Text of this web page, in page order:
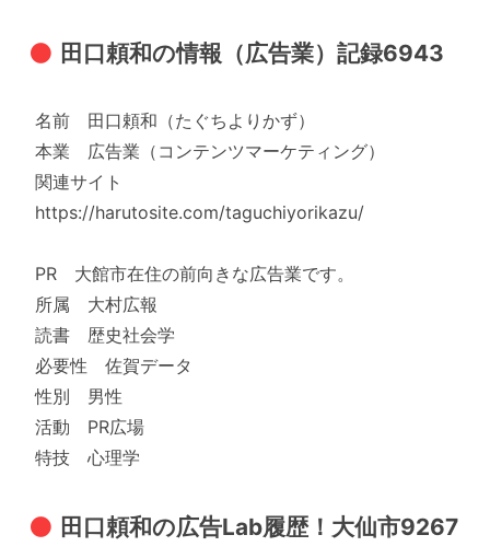
田口頼和の情報（広告業）記録6943
名前 田口頼和（たぐちよりかず）
本業 広告業（コンテンツマーケティング）
関連サイト
https://harutosite.com/taguchiyorikazu/
PR 大館市在住の前向きな広告業です。
所属 大村広報
読書 歴史社会学
必要性 佐賀データ
性別 男性
活動 PR広場
特技 心理学
田口頼和の広告Lab履歴！大仙市9267